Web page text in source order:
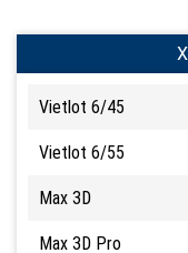
Vietlot 6/45
Vietlot 6/55
Max 3D
Max 3D Pro